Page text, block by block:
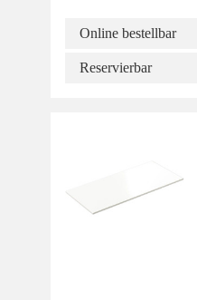
Online bestellbar
Reservierbar